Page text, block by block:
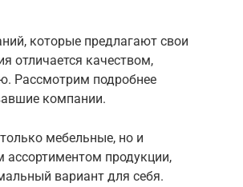
которые предлагают свои
отличается качеством,
Рассмотрим подробнее
компании.
мебельные, но и
продукции,
вариант для себя.